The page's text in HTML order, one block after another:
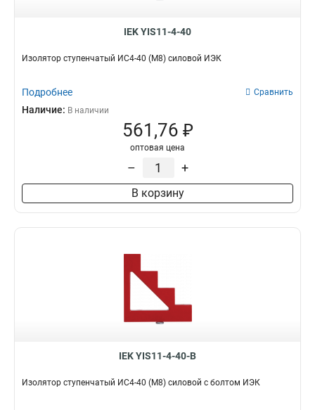
IEK YIS11-4-40
Изолятор ступенчатый ИС4-40 (М8) силовой ИЭК
Подробнее Сравнить
Наличие: В наличии
561,76 ₽
оптовая цена
– +
В корзину
IEK YIS11-4-40-B
Изолятор ступенчатый ИС4-40 (М8) силовой с болтом ИЭК